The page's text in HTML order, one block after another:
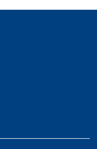
Civile